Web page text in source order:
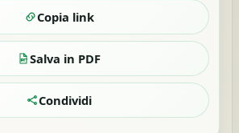
Copia link
Salva in PDF
Condividi